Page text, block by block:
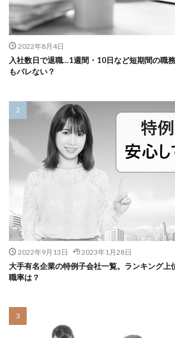
2022年8月4日
入社数日で退職…1週間・10日など短期間の職
もバレない？
2022年9月13日 2023年1月28日
大手有名企業の特例子会社一覧。ランキング上
職率は？